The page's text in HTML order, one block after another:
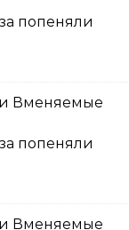
попеняли
Вменяемые
попеняли
Вменяемые